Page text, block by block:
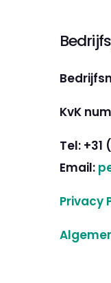
KvK
Tel: +31
Email:
Privacy